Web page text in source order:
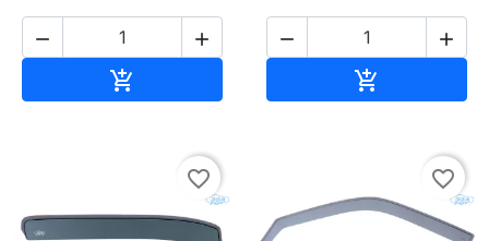
 

 

favorite_border favorite_border